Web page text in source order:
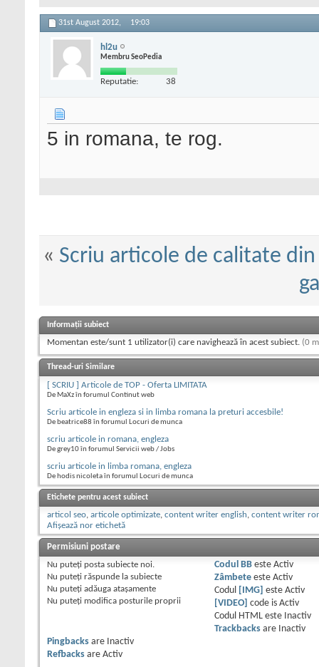
31st August 2012, 19:03
hl2u
Membru SeoPedia
Reputatie: 38
5 in romana, te rog.
« Scriu articole de calitate
Informații subiect
Momentan este/sunt 1 utilizator(i) care navighează în acest subiect. (0
Thread-uri Similare
[ SCRIU ] Articole de TOP - Oferta LIMITATA
De MaXz în forumul Continut web
Scriu articole in engleza si in limba romana la preturi accesbile!
De beatrice88 în forumul Locuri de munca
scriu articole in romana, engleza
De grey10 în forumul Servicii web / Jobs
scriu articole in limba romana, engleza
De hodis nicoleta în forumul Locuri de munca
Etichete pentru acest subiect
articol seo, articole optimizate, content writer english, content writer
Afișează nor etichetă
Permisiuni postare
Nu puteţi posta subiecte noi.
Nu puteţi răspunde la subiecte
Nu puteţi adăuga ataşamente
Nu puteţi modifica posturile proprii
Codul BBeste Activ
Zâmbeteeste Activ
Codul
[IMG] este Activ
[VIDEO]
code is Activ
Codul HTML este
Inactiv
Trackbacksare
Inactiv
Pingbacks are
Inactiv
Refbacks are Activ